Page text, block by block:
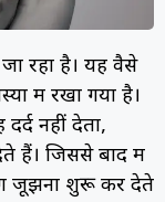
रहा है। यह वैसे
में रखा गया है।
नहीं देता,
हैं। जिससे बाद में
जूझना शुरू कर देते